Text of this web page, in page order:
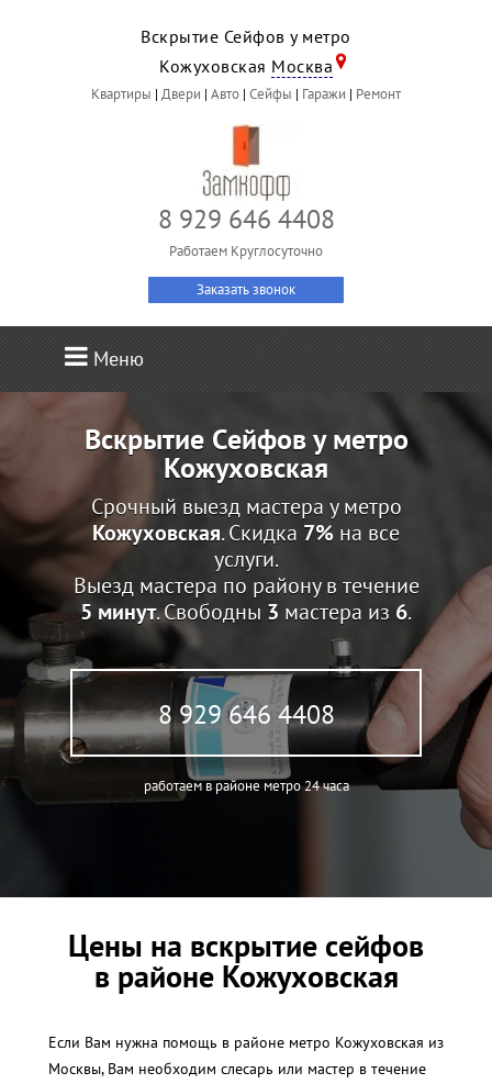
Вскрытие Сейфов у метро
Кожуховская Москва
Квартиры | Двери | Авто | Сейфы | Гаражи | Ремонт
8 929 646 4408
Работаем Круглосуточно
Заказать звонок
Меню
Вскрытие Сейфов у метро
Кожуховская
Срочный выезд мастера у метро
Кожуховская. Скидка 7% на все
услуги.
Выезд мастера по району в течение
5 минут. Свободны 3 мастера из 6.
8 929 646 4408
работаем в районе метро 24 часа
Цены на вскрытие сейфов
в районе Кожуховская
Если Вам нужна помощь в районе метро Кожуховская из
Москвы, Вам необходим слесарь или мастер в течение